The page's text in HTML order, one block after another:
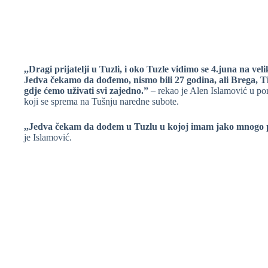
,,Dragi prijatelji u Tuzli, i oko Tuzle vidimo se 4.juna na
Jedva čekamo da dođemo, nismo bili 27 godina, ali Brega,
gdje ćemo uživati svi zajedno.” – rekao je Alen Islamović u
koji se sprema na Tušnju naredne subote.
,,Jedva čekam da dođem u Tuzlu u kojoj imam jako
je Islamović.